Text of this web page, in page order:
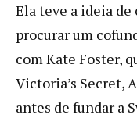
Ela teve a ideia
procurar um
com Kate Foster,
Victoria’s Secret,
antes de fundar a